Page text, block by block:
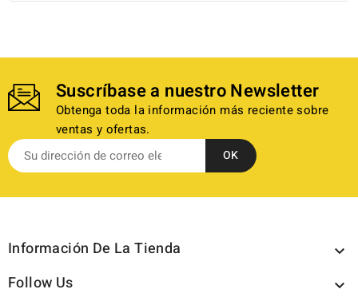
Suscríbase a nuestro Newsletter
Obtenga toda la información más reciente sobre
ventas y ofertas.
Información De La Tienda 
Follow Us 